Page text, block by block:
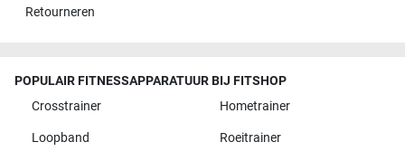
Retourneren
POPULAIR FITNESSAPPARATUUR BIJ FITSHOP
Crosstrainer
Hometrainer
Loopband Roeitrainer